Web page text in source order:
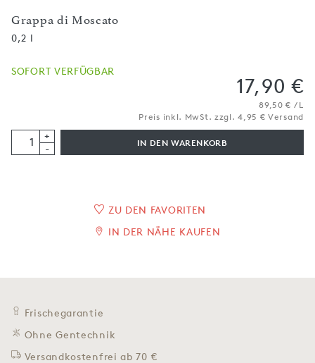
Grappa di Moscato
0,2 l
SOFORT VERFÜGBAR
17,90 €
89,50 € / L
Preis inkl. MwSt. zzgl. 4,95 € Versand
+
-
IN DEN WARENKORB
ZU DEN FAVORITEN
IN DER NÄHE KAUFEN
Frischegarantie
Ohne Gentechnik
Versandkostenfrei ab 70 €